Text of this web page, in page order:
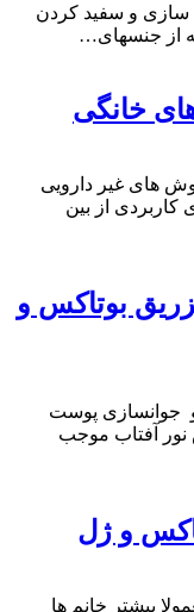
سازی و سفید کردن
از جنسهای…
خانگی
های غیر دارویی
از بین
بوتاکس و
جوانسازی پوست
آفتاب موجب
و ژل
بیشتر خانم ها